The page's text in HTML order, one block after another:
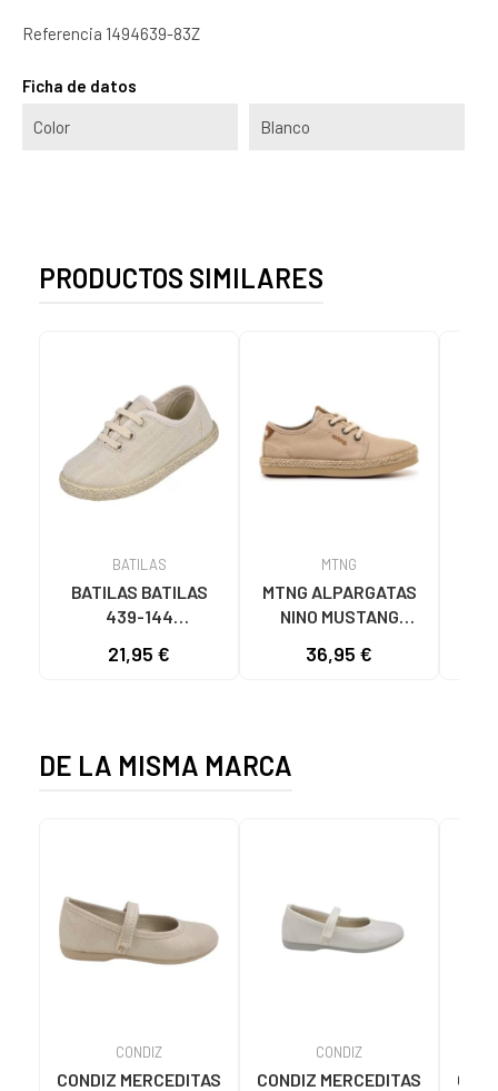
Referencia 1494639-83Z
Ficha de datos
Color Blanco
PRODUCTOS SIMILARES
BATILAS
BATILAS BATILAS
439-144
ESPARTO PIEDRA
21,95 €
MTNG
MTNG ALPARGATAS
NINO MUSTANG
36,95 €
DE LA MISMA MARCA
CONDIZ
CONDIZ MERCEDITAS
CONDIZ
CONDIZ MERCEDITAS